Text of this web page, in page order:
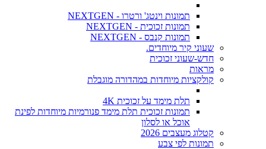
תמונות וינטג' ורטרו - NEXTGEN
תמונות זכוכית - NEXTGEN
תמונות קנבס - NEXTGEN
שעוני קיר מיוחדים.
חדש-שעוני זכוכית
מראות
קולקציות מיוחדות במהדורה מוגבלת
תלת מימד על זכוכית 4K
תמונות זכוכית תלת מימד פנורמיות מיוחדות לפינת
אוכל או לסלון
קטלוג מעצבים 2026
תמונות לפי צבע